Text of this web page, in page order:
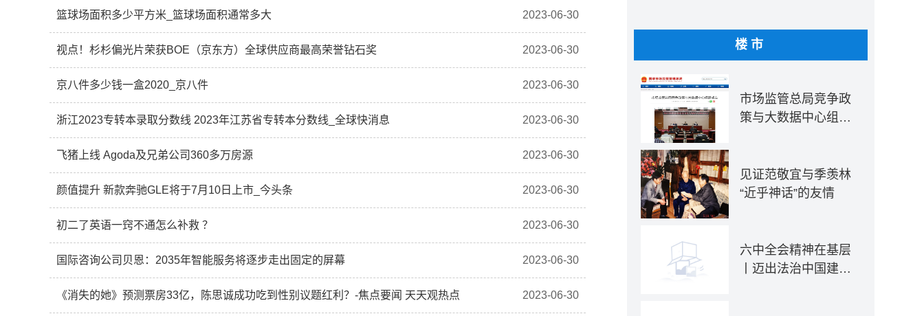
篮球场面积多少平方米_篮球场面积通常多大 2023-06-30
视点！杉杉偏光片荣获BOE（京东方）全球供应商最高荣誉钻石奖 2023-06-30
京八件多少钱一盒2020_京八件 2023-06-30
浙江2023专转本录取分数线 2023年江苏省专转本分数线_全球快消息 2023-06-30
飞猪上线 Agoda及兄弟公司360多万房源 2023-06-30
颜值提升 新款奔驰GLE将于7月10日上市_今头条 2023-06-30
初二了英语一窍不通怎么补救 ？ 2023-06-30
国际咨询公司贝恩：2035年智能服务将逐步走出固定的屏幕 2023-06-30
《消失的她》预测票房33亿，陈思诚成功吃到性别议题红利？-焦点要闻 天天观热点 2023-06-30
楼市
市场监管总局竞争政
策与大数据中心组建
见证范敬宜与季羡林
“近乎神话”的友情
六中全会精神在基层
丨迈出法治中国建设